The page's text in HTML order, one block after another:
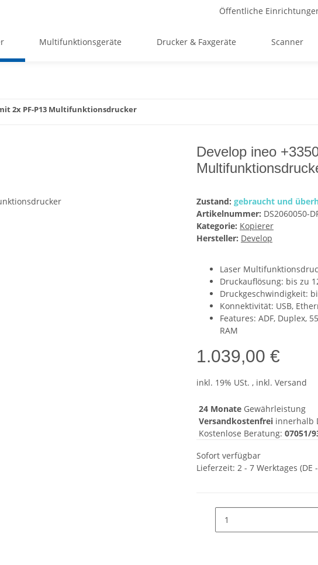
Öffentliche
Multifunktionsgeräte Drucker & Faxgeräte Scanner
2x PF-P13 Multifunktionsdrucker
Develop ineo
Zustand: gebraucht und
Artikelnummer: DS2060050-
Kategorie: Kopierer
Hersteller: Develop
Laser
Druckauflösung: bis zu
Druckgeschwindigkeit:
Konnektivität: USB,
Features: ADF, Duplex,
RAM
1.039,00 €
inkl. 19% USt. , inkl. Versand
24 Monate Gewährleistung
Versandkostenfrei innerhalb
Kostenlose Beratung: 07051/
Sofort verfügbar
Lieferzeit: 2 - 7 Werktages (DE